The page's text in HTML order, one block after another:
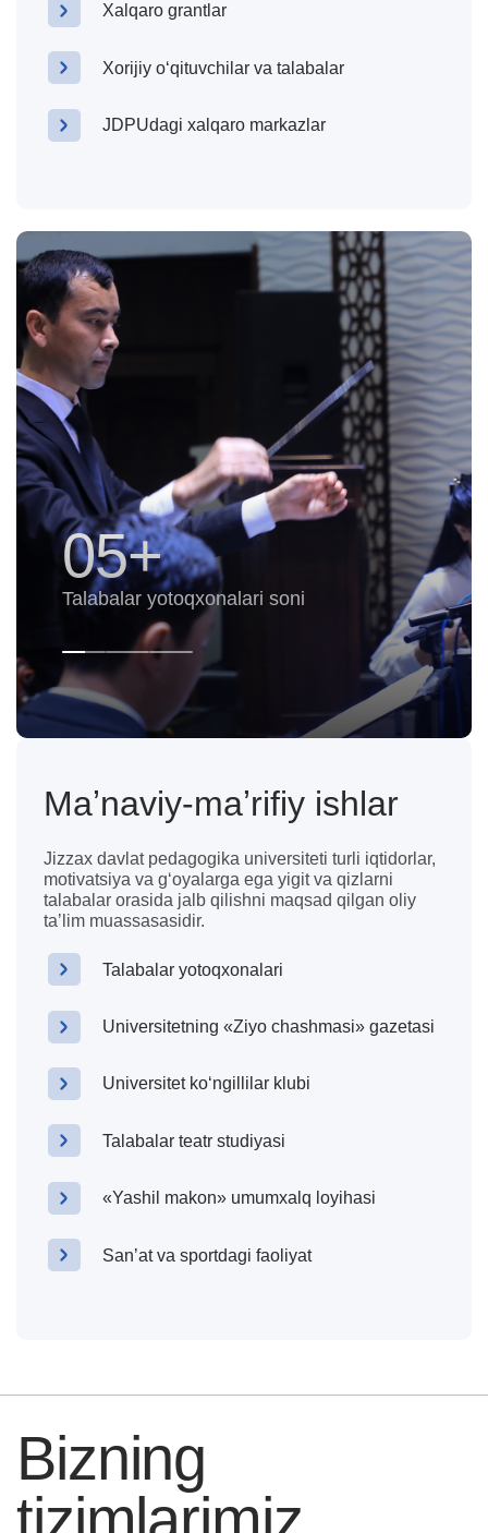
Xalqaro grantlar
Xorijiy oʻqituvchilar va talabalar
JDPUdagi xalqaro markazlar
Maʼnaviy-maʼrifiy ishlar
Jizzax davlat pedagogika universiteti turli iqtidorlar,
motivatsiya va gʻoyalarga ega yigit va qizlarni
talabalar orasida jalb qilishni maqsad qilgan oliy
taʼlim muassasasidir.
Talabalar yotoqxonalari
Universitetning «Ziyo chashmasi» gazetasi
Universitet koʻngillilar klubi
Talabalar teatr studiyasi
«Yashil makon» umumxalq loyihasi
Sanʼat va sportdagi faoliyat
100+
Mavjud to‘garaklar soni
Bizning
tizimlarimiz